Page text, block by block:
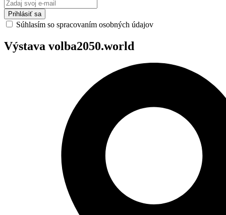
Prihlásiť sa
Súhlasím so spracovaním osobných údajov
Výstava volba2050.world